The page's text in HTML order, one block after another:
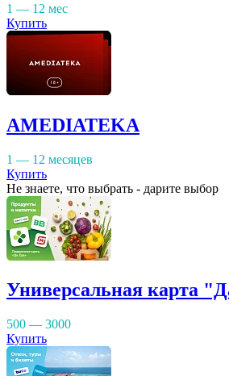
1 — 12 мес
Купить
AMEDIATEKA
1 — 12 месяцев
Купить
Не знаете, что выбрать - дарите выбор
Универсальная карта
500 — 3000
Купить